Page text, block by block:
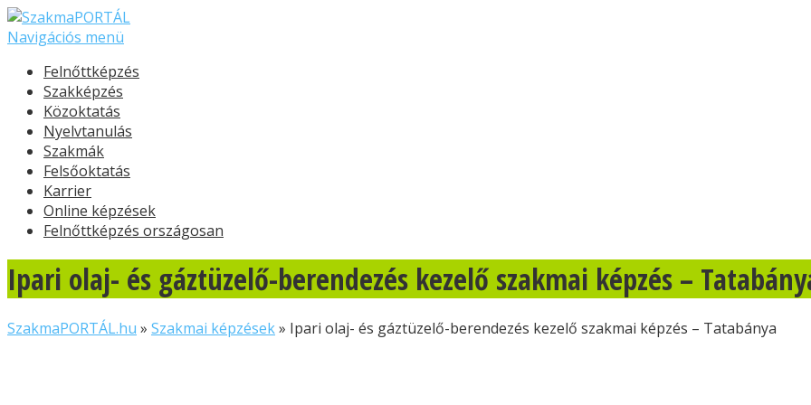
Navigációs menü
Felnőttképzés
Szakképzés
Közoktatás
Nyelvtanulás
Szakmák
Felsőoktatás
Karrier
Online képzések
Felnőttképzés országosan
Ipari olaj- és gáztüzelő-berendezés kezelő szakmai képzés –
SzakmaPORTÁL.hu » Szakmai képzések» Ipari olaj- és gáztüzelő-berendezés kezelő szakmai képzés – Tatabánya